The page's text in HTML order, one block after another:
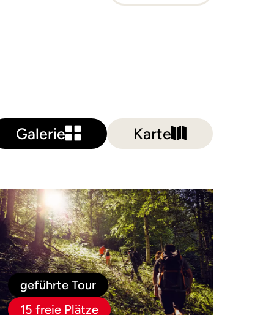
Galerie Karte
geführte Tour
15 freie Plätze